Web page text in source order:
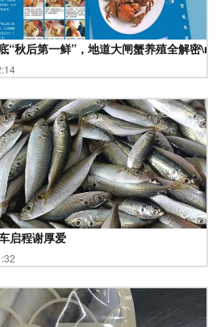
“秋后第一鲜”，地道大闸蟹养殖全解密
启程谢厚爱